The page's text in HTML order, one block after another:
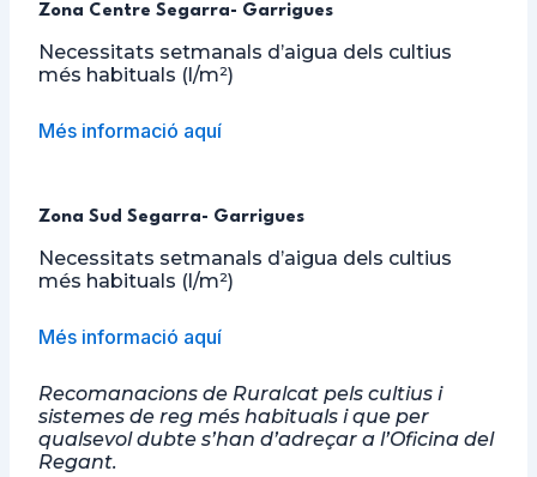
Zona Centre Segarra- Garrigues
Necessitats setmanals d’aigua dels cultius
més habituals (l/m²)
Més informació aquí
Zona Sud Segarra- Garrigues
Necessitats setmanals d’aigua dels cultius
més habituals (l/m²)
Més informació aquí
Recomanacions de Ruralcat pels cultius i
sistemes de reg més habituals i que per
qualsevol dubte s’han d’adreçar a l’Oficina del
Regant.